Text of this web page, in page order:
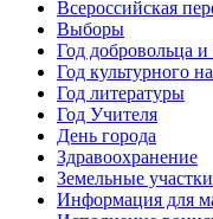
Всероссийская
Выборы
Год добровольца и
Год культурного
Год литературы
Год Учителя
День города
Здравоохранение
Земельные участки
Информация для